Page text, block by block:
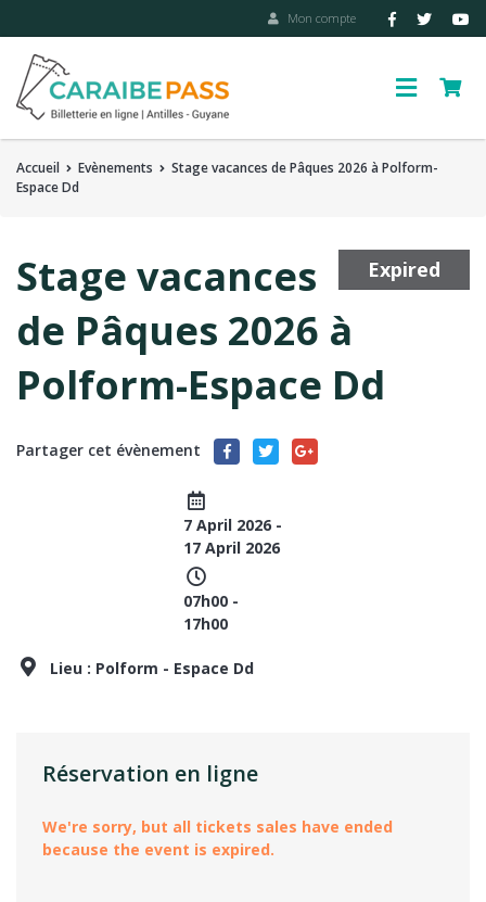
Mon compte
Accueil Evènements
Stage vacances de Pâques 2026 à Polform-
Espace Dd
Expired
Stage vacances
de Pâques 2026 à
Polform-Espace Dd
Partager cet évènement
7 April 2026 -
17 April 2026
07h00 -
17h00
Lieu : Polform - Espace Dd
Réservation en ligne
We're sorry, but all tickets sales have ended
because the event is expired.